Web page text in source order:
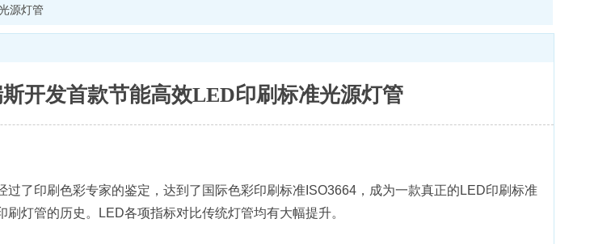
源灯管
开发首款节能高效LED印刷标准光源灯管
过了印刷色彩专家的鉴定，达到了国际色彩印刷标准ISO3664，成为一款真正的LED印刷标准
灯管的历史。LED各项指标对比传统灯管均有大幅提升。